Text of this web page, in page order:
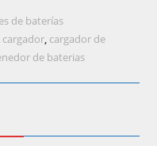
de baterías
cargador, cargador de
de baterias